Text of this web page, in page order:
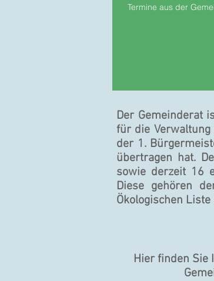
Termine aus der
Der Gemeinderat
für die
der 1.
übertragen hat.
sowie derzeit 16
Diese gehören
Ökologischen Liste
Hier finden Sie